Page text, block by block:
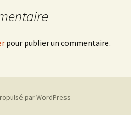
pour publier un commentaire.
par WordPress